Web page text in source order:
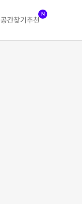
공간찾기 추천
N